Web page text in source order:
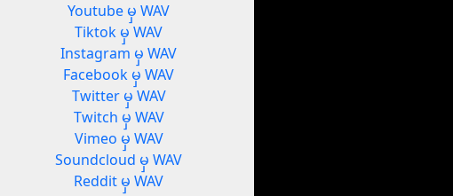
Youtube မှ WAV
Tiktok မှ WAV
Instagram မှ WAV
Facebook မှ WAV
Twitter မှ WAV
Twitch မှ WAV
Vimeo မှ WAV
Soundcloud မှ WAV
Reddit မှ WAV